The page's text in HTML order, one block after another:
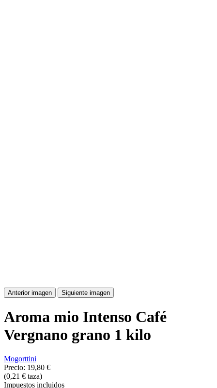
Anterior imagen Siguiente imagen
Aroma mio Intenso Café
Vergnano grano 1 kilo
Mogorttini
Precio: 19,80 €
(0,21 € taza)
Impuestos incluidos